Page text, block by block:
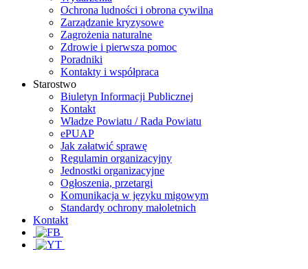
Ochrona ludności i obrona cywilna
Zarządzanie kryzysowe
Zagrożenia naturalne
Zdrowie i pierwsza pomoc
Poradniki
Kontakty i współpraca
Starostwo
Biuletyn Informacji Publicznej
Kontakt
Władze Powiatu / Rada Powiatu
ePUAP
Jak załatwić sprawę
Regulamin organizacyjny
Jednostki organizacyjne
Ogłoszenia, przetargi
Komunikacja w języku migowym
Standardy ochrony małoletnich
Kontakt